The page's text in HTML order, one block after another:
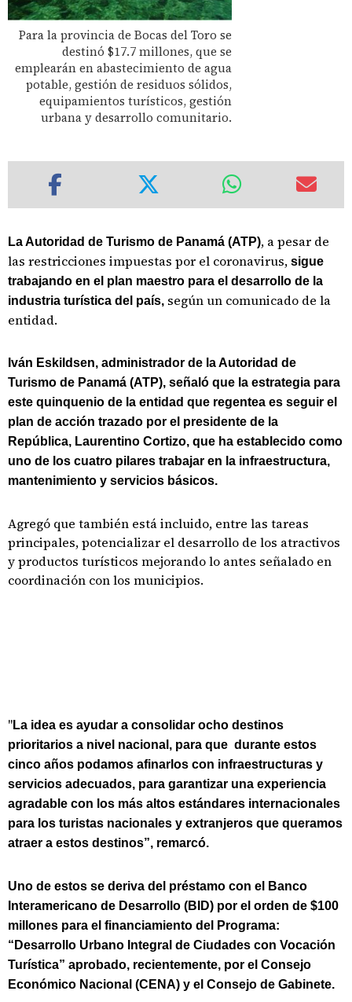
Para la provincia de Bocas del Toro se
destinó $17.7 millones, que se
emplearán en abastecimiento de agua
potable, gestión de residuos sólidos,
equipamientos turísticos, gestión
urbana y desarrollo comunitario.
La Autoridad de Turismo de Panamá (ATP), a pesar de
las restricciones impuestas por el coronavirus, sigue
trabajando en el plan maestro para el desarrollo de la
industria turística del país, según un comunicado de la
entidad.
Iván Eskildsen, administrador de la Autoridad de
Turismo de Panamá (ATP), señaló que la estrategia para
este quinquenio de la entidad que regentea es seguir el
plan de acción trazado por el presidente de la
República, Laurentino Cortizo, que ha establecido como
uno de los cuatro pilares trabajar en la infraestructura,
mantenimiento y servicios básicos.
Agregó que también está incluido, entre las tareas
principales, potencializar el desarrollo de los atractivos
y productos turísticos mejorando lo antes señalado en
coordinación con los municipios.
"La idea es ayudar a consolidar ocho destinos
prioritarios a nivel nacional, para que durante estos
cinco años podamos afinarlos con infraestructuras y
servicios adecuados, para garantizar una experiencia
agradable con los más altos estándares internacionales
para los turistas nacionales y extranjeros que queramos
atraer a estos destinos”, remarcó.
Uno de estos se deriva del préstamo con el Banco
Interamericano de Desarrollo (BID) por el orden de $100
millones para el financiamiento del Programa:
“Desarrollo Urbano Integral de Ciudades con Vocación
Turística” aprobado, recientemente, por el Consejo
Económico Nacional (CENA) y el Consejo de Gabinete.